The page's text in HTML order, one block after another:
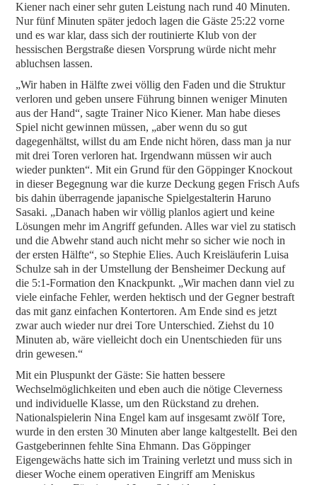
Kiener nach einer sehr guten Leistung nach rund 40 Minuten.
Nur fünf Minuten später jedoch lagen die Gäste 25:22 vorne
und es war klar, dass sich der routinierte Klub von der
hessischen Bergstraße diesen Vorsprung würde nicht mehr
abluchsen lassen.
„Wir haben in Hälfte zwei völlig den Faden und die Struktur
verloren und geben unsere Führung binnen weniger Minuten
aus der Hand“, sagte Trainer Nico Kiener. Man habe dieses
Spiel nicht gewinnen müssen, „aber wenn du so gut
dagegenhältst, willst du am Ende nicht hören, dass man ja nur
mit drei Toren verloren hat. Irgendwann müssen wir auch
wieder punkten“. Mit ein Grund für den Göppinger Knockout
in dieser Begegnung war die kurze Deckung gegen Frisch Aufs
bis dahin überragende japanische Spielgestalterin Haruno
Sasaki. „Danach haben wir völlig planlos agiert und keine
Lösungen mehr im Angriff gefunden. Alles war viel zu statisch
und die Abwehr stand auch nicht mehr so sicher wie noch in
der ersten Hälfte“, so Stephie Elies. Auch Kreisläuferin Luisa
Schulze sah in der Umstellung der Bensheimer Deckung auf
die 5:1-Formation den Knackpunkt. „Wir machen dann viel zu
viele einfache Fehler, werden hektisch und der Gegner bestraft
das mit ganz einfachen Kontertoren. Am Ende sind es jetzt
zwar auch wieder nur drei Tore Unterschied. Ziehst du 10
Minuten ab, wäre vielleicht doch ein Unentschieden für uns
drin gewesen.“
Mit ein Pluspunkt der Gäste: Sie hatten bessere
Wechselmöglichkeiten und eben auch die nötige Cleverness
und individuelle Klasse, um den Rückstand zu drehen.
Nationalspielerin Nina Engel kam auf insgesamt zwölf Tore,
wurde in den ersten 30 Minuten aber lange kaltgestellt. Bei den
Gastgeberinnen fehlte Sina Ehmann. Das Göppinger
Eigengewächs hatte sich im Training verletzt und muss sich in
dieser Woche einem operativen Eingriff am Meniskus